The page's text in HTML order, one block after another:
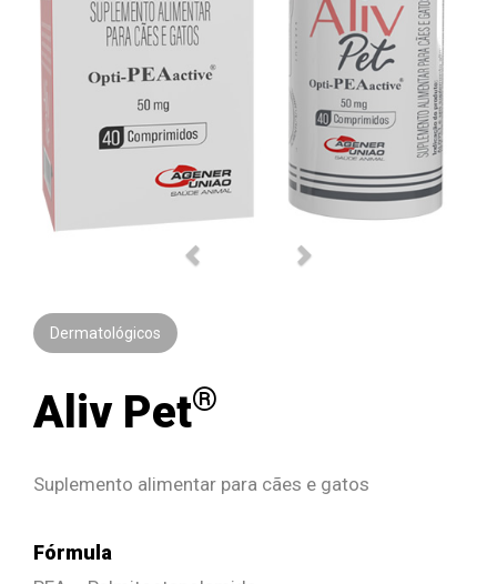
Previous Next
Dermatológicos
Aliv Pet®
Suplemento alimentar para cães e gatos
Fórmula